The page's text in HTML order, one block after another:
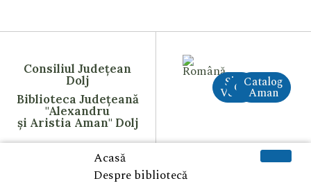
Consiliul Județean
Dolj
Biblioteca Județeană
"Alexandru
și Aristia Aman" Dolj
Site
VechiCreAI
Catalog
Aman
Acasă
Despre bibliotecă